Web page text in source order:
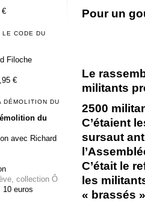
Pour un
Le
militants
2500
C’étaient
sursaut
C’était le
les
« brassés
€
CODE DU
Filoche
€
DÉMOLITION DU
du
avec Richard
collection Ô
10 euros